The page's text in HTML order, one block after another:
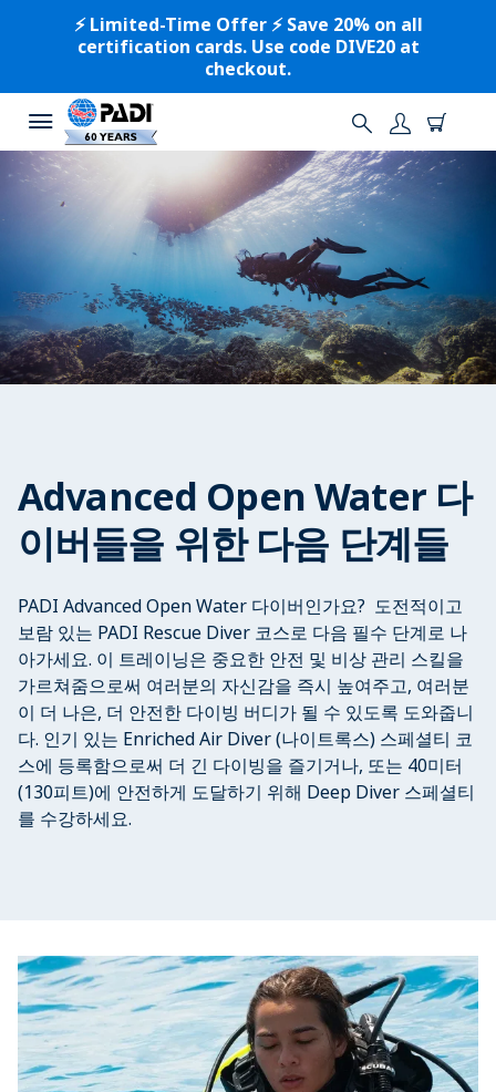
⚡️ Limited-Time Offer ⚡️ Save 20% on all
certification cards. Use code DIVE20 at
checkout.
Advanced Open Water 다
이버들을 위한 다음 단계들
PADI Advanced Open Water 다이버인가요? 도전적이고
보람 있는 PADI Rescue Diver 코스로 다음 필수 단계로 나
아가세요. 이 트레이닝은 중요한 안전 및 비상 관리 스킬을
가르쳐줌으로써 여러분의 자신감을 즉시 높여주고, 여러분
이 더 나은, 더 안전한 다이빙 버디가 될 수 있도록 도와줍니
다. 인기 있는 Enriched Air Diver (나이트록스) 스페셜티 코
스에 등록함으로써 더 긴 다이빙을 즐기거나, 또는 40미터
(130피트)에 안전하게 도달하기 위해 Deep Diver 스페셜티
를 수강하세요.